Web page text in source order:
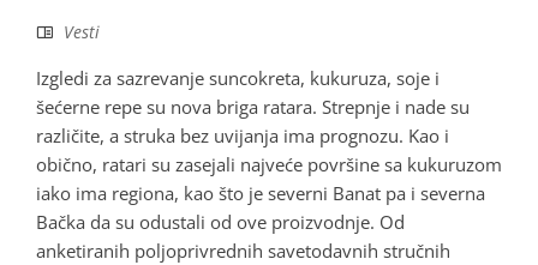
Vesti
Izgledi za sazrevanje suncokreta, kukuruza, soje i
šećerne repe su nova briga ratara. Strepnje i nade su
različite, a struka bez uvijanja ima prognozu. Kao i
obično, ratari su zasejali najveće površine sa kukuruzom
iako ima regiona, kao što je severni Banat pa i severna
Bačka da su odustali od ove proizvodnje. Od
anketiranih poljoprivrednih savetodavnih stručnih